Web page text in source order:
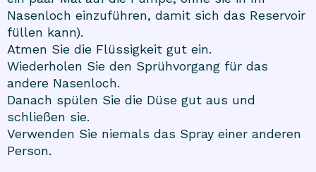
Nasenloch einzuführen, damit sich das Reservoir
füllen kann).
Atmen Sie die Flüssigkeit gut ein.
Wiederholen Sie den Sprühvorgang für das
andere Nasenloch.
Danach spülen Sie die Düse gut aus und
schließen sie.
Verwenden Sie niemals das Spray einer anderen
Person.